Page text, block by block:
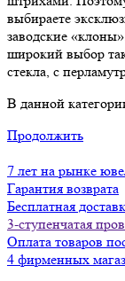
выбираете
заводские
широкий выбор
стекла, с
В данной
Продолжить
7 лет на рынке
Гарантия возврата
Бесплатная
3-ступенчатая
Оплата товаров
4 фирменных